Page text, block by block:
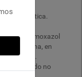
asintomática.
las ITUr
co-trimoxazol
en
locales.
agudo no